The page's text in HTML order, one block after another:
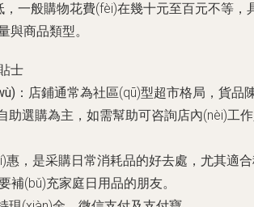
一般購物花費(fèi)在幾十元至百元不等，
與商品類型。
士
：店鋪通常為社區(qū)型超市格局，貨品
助選購為主，如需幫助可咨詢店內(nèi)工
惠，是采購日常消耗品的好去處，尤其適
補(bǔ)充家庭日用品的朋友。